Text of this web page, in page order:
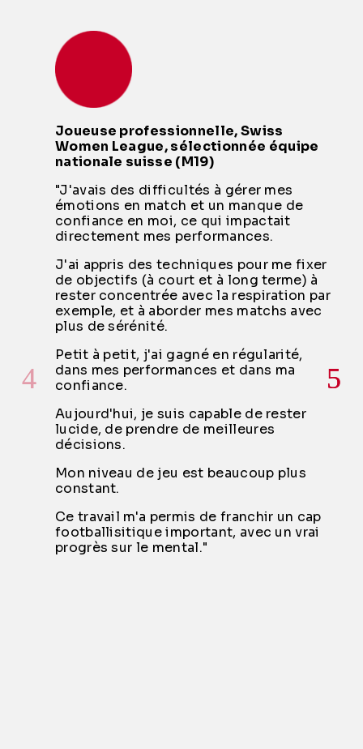
Joueuse professionnelle, Swiss
Women League, sélectionnée équipe
nationale suisse (M19)
"J'avais des difficultés à gérer mes
émotions en match et un manque de
confiance en moi, ce qui impactait
directement mes performances.
J'ai appris des techniques pour me fixer
de objectifs (à court et à long terme) à
rester concentrée avec la respiration par
exemple, et à aborder mes matchs avec
plus de sérénité.
Petit à petit, j'ai gagné en régularité,
dans mes performances et dans ma
confiance.
Aujourd'hui, je suis capable de rester
lucide, de prendre de meilleures
décisions.
Mon niveau de jeu est beaucoup plus
constant.
Ce travail m'a permis de franchir un cap
footballisitique important, avec un vrai
progrès sur le mental."